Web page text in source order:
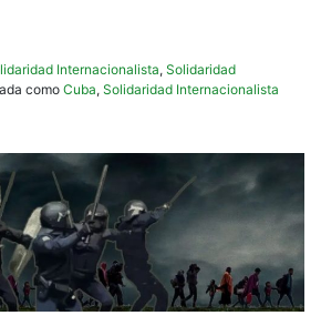
Internacionalista, Solidaridad
como Cuba, Solidaridad Internacionalista